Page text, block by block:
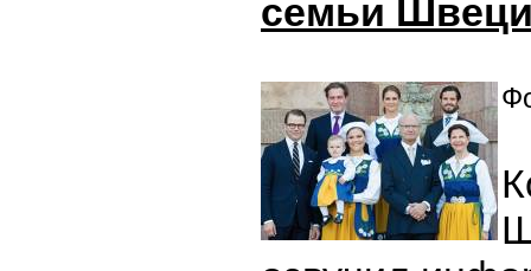
семьи